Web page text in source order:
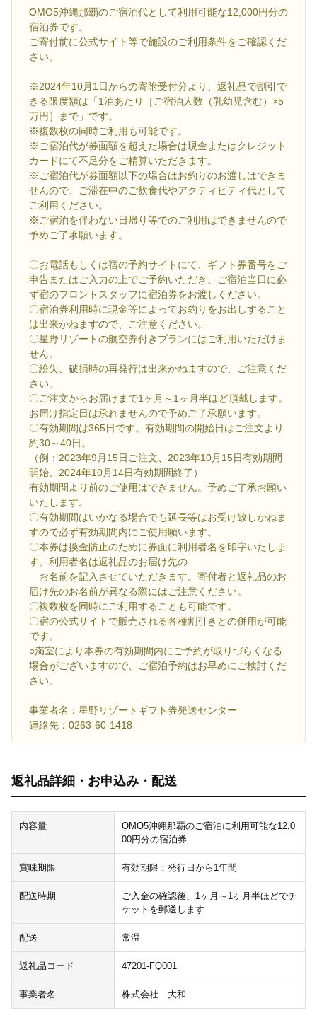
OMO5沖縄那覇のご宿泊代として利用可能な12,000円分の
宿泊券です。
ご寄付前に公式サイト等で施設のご利用条件をご確認くだ
さい。
※2024年10月1日からの寄附受付分より、返礼品で割引で
きる限度額は「1泊あたり［ご宿泊人数（乳幼児含む）×5
万円］まで」です。
※複数枚の同時ご利用も可能です。
※ご宿泊代が券面額を超えた場合は現金またはクレジット
カードにて不足分をご精算いただきます。
※ご宿泊代が券面額以下の場合はお釣りのお渡しはできま
せんので、ご滞在中のご飲食代やアクティビティ代として
ご利用ください。
※ご宿泊を伴わない日帰り等でのご利用はできませんので
予めご了承願います。
〇お電話もしくは宿の予約サイトにて、ギフト券番号をご
申告またはご入力の上でご予約いただき、ご宿泊当日に必
ず宿のフロントスタッフに宿泊券をお渡しください。
〇宿泊券利用時に現金等によってお釣りをお出しすること
は出来かねますので、ご注意ください。
〇星野リゾートの航空券付きプランにはご利用いただけま
せん。
〇紛失、破損時の再発行は出来かねますので、ご注意くだ
さい。
〇ご注文からお届けまで1ヶ月～1ヶ月半ほど頂戴します。
お届け指定日は承れませんので予めご了承願います。
〇有効期間は365日です。有効期間の開始日はご注文より
約30～40日。
（例：2023年9月15日ご注文、2023年10月15日有効期間
開始、2024年10月14日有効期間終了）
有効期間より前のご使用はできません。予めご了承お願い
いたします。
〇有効期間はいかなる場合でも延長等はお受け致しかねま
すので必ず有効期間内にご使用願います。
〇本券は換金防止のために券面に利用者名を印字いたしま
す。利用者名は返礼品のお届け先の
お名前を記入させていただきます。寄付者と返礼品のお
届け先のお名前が異なる際にはご注意ください。
〇複数枚を同時にご利用することも可能です。
〇宿の公式サイトで販売される各種割引きとの併用が可能
です。
○満室により本券の有効期間内にご予約が取りづらくなる
場合がございますので、ご宿泊予約はお早めにご検討くだ
さい。
事業者名：星野リゾートギフト券発送センター
連絡先：0263-60-1418
返礼品詳細・お申込み・配送
内容量
OMO5沖縄那覇のご宿泊に利用可能な12,0
00円分の宿泊券
賞味期限 有効期限：発行日から1年間
配送時期
ご入金の確認後、1ヶ月～1ヶ月半ほどでチ
ケットを郵送します
配送 常温
返礼品コード 47201-FQ001
事業者名 株式会社 大和